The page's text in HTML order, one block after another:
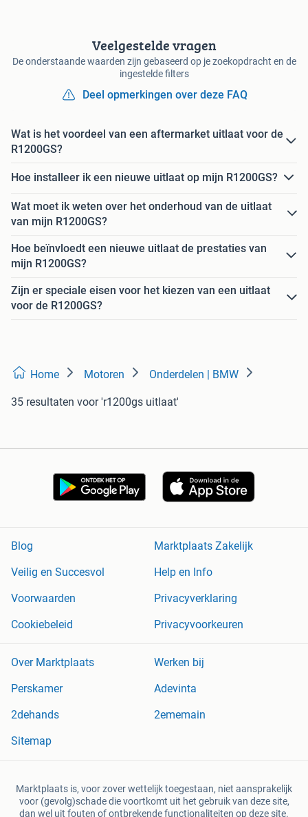
Veelgestelde vragen
De onderstaande waarden zijn gebaseerd op je zoekopdracht en de
ingestelde filters
Deel opmerkingen over deze FAQ
Wat is het voordeel van een aftermarket uitlaat voor de
R1200GS?
Hoe installeer ik een nieuwe uitlaat op mijn R1200GS?
Wat moet ik weten over het onderhoud van de uitlaat
van mijn R1200GS?
Hoe beïnvloedt een nieuwe uitlaat de prestaties van
mijn R1200GS?
Zijn er speciale eisen voor het kiezen van een uitlaat
voor de R1200GS?
Home Motoren Onderdelen | BMW
35 resultaten voor 'r1200gs uitlaat'
Blog
Marktplaats Zakelijk
Veilig en Succesvol
Help en Info
Voorwaarden
Privacyverklaring
Cookiebeleid
Privacyvoorkeuren
Over Marktplaats
Werken bij
Perskamer
Adevinta
2dehands
2ememain
Sitemap
Marktplaats is, voor zover wettelijk toegestaan, niet aansprakelijk
voor (gevolg)schade die voortkomt uit het gebruik van deze site,
dan wel uit fouten of ontbrekende functionaliteiten op deze site.